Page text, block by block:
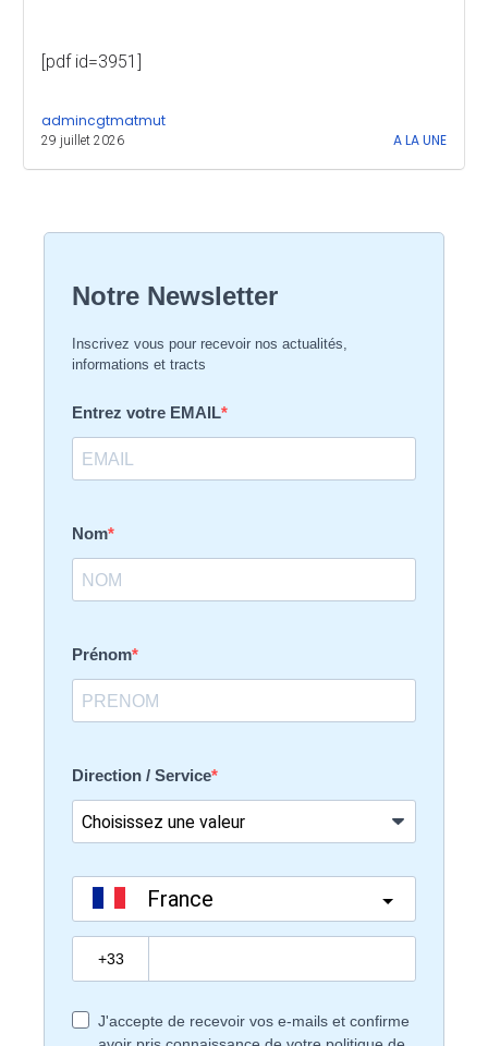
[pdf id=3951]
admincgtmatmut
29 juillet 2026 A LA UNE